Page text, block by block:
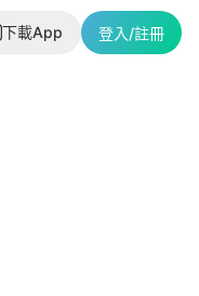
下載App 登入/註冊